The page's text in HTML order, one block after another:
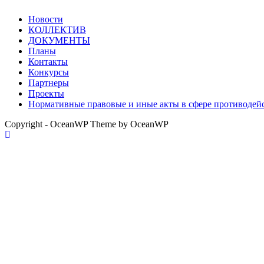
Новости
КОЛЛЕКТИВ
ДОКУМЕНТЫ
Планы
Контакты
Конкурсы
Партнеры
Проекты
Нормативные правовые и иные акты в сфере
Copyright - OceanWP Theme by OceanWP